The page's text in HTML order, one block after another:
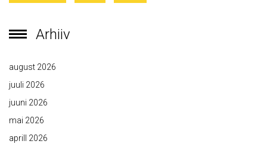
Arhiiv
august 2026
juuli 2026
juuni 2026
mai 2026
aprill 2026